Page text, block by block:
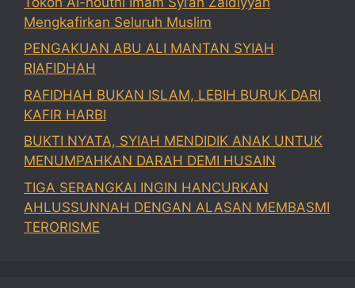
Mengkafirkan Seluruh Muslim
PENGAKUAN ABU ALI MANTAN SYIAH
RIAFIDHAH
RAFIDHAH BUKAN ISLAM, LEBIH BURUK DARI
KAFIR HARBI
BUKTI NYATA, SYIAH MENDIDIK ANAK UNTUK
MENUMPAHKAN DARAH DEMI HUSAIN
TIGA SERANGKAI INGIN HANCURKAN
AHLUSSUNNAH DENGAN ALASAN MEMBASMI
TERORISME